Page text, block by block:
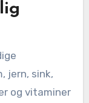
jern, sink,
og vitaminer